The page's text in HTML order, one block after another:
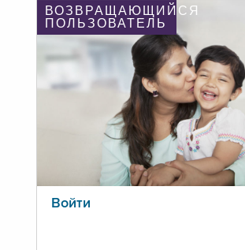
ВОЗВРАЩАЮЩИЙСЯ
ПОЛЬЗОВАТЕЛЬ
Войти